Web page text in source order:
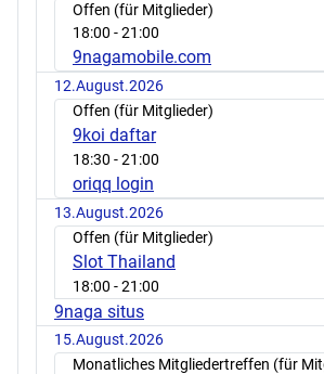
Offen (für Mitglieder)
18:00 - 21:00
9nagamobile.com
12.August.2026
Offen (für Mitglieder)
9koi daftar
18:30 - 21:00
oriqq login
13.August.2026
Offen (für Mitglieder)
Slot Thailand
18:00 - 21:00
9naga situs
15.August.2026
Monatliches Mitgliedertreffen (für